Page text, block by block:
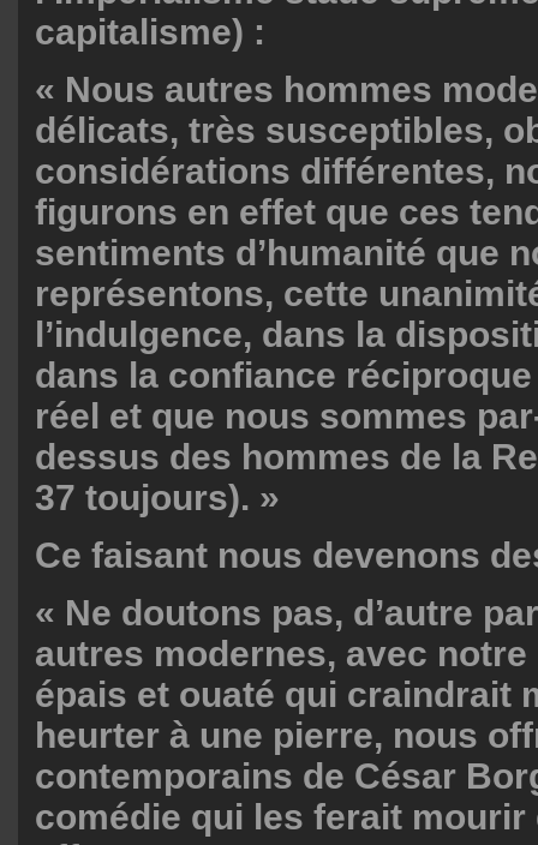
capitalisme) :
« Nous autres hommes
délicats, très susceptibles,
considérations différentes,
figurons en effet que ces
sentiments d’humanité que
représentons, cette
l’indulgence, dans la
dans la confiance
réel et que nous sommes
dessus des hommes de la
37 toujours). »
Ce faisant nous devenons
« Ne doutons pas, d’autre
autres modernes, avec
épais et ouaté qui craindrait
heurter à une pierre, nous
contemporains de César
comédie qui les ferait mourir